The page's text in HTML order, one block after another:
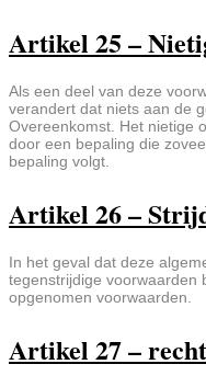
Artikel 25 –
Als een deel van deze
verandert dat niets aan de
Overeenkomst. Het nietige
door een bepaling die
bepaling volgt.
Artikel 26 –
In het geval dat deze
tegenstrijdige voorwaarden
opgenomen voorwaarden.
Artikel 27 –